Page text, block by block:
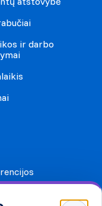
ir darbo